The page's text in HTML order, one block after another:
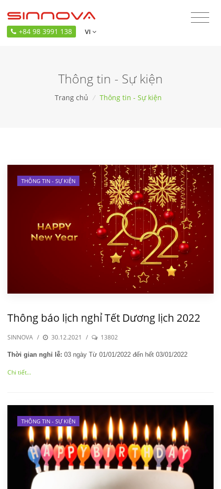
+84 98 3991 138 VI
Thông tin - Sự kiện
Trang chủ / Thông tin - Sự kiện
THÔNG TIN - SỰ KIỆN
Thông báo lịch nghỉ Tết Dương lịch 2022
SINNOVA / 30.12.2021 / 13802
Thời gian nghỉ lễ: 03 ngày Từ 01/01/2022 đến hết 03/01/2022
Chi tiết...
THÔNG TIN - SỰ KIỆN